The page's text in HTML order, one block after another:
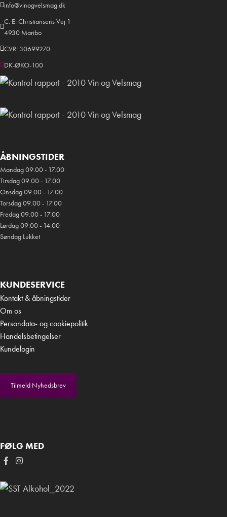
info@vinogvelsmag.dk
C. E. Christiansens Vej 1
4930 Maribo
CVR: 30699270
DK-ØKO-100
ÅBNINGSTIDER
Mandag 09.00 - 17.00
Tirsdag 09.00 - 17.00
Onsdag 09.00 - 17.00
Torsdag 09.00 - 17.00
Fredag 09.00 - 17.00
Lørdag 09.00 - 14.00
Søndag Lukket
KUNDESERVICE
Kontakt & åbningstider
Om os
Persondata- og cookiepolitik
Handelsbetingelser
Kundelogin
Tilmeld Nyhedsbrev
FØLG MED